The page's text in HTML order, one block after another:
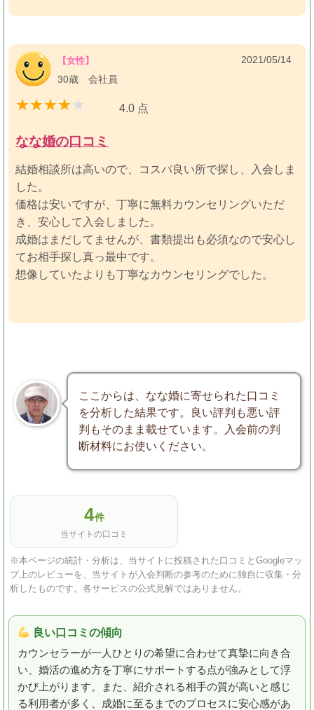
【女性】
30歳 会社員
2021/05/14
4.0 点
なな婚の口コミ
結婚相談所は高いので、コスパ良い所で探し、入会しま
した。
価格は安いですが、丁寧に無料カウンセリングいただ
き、安心して入会しました。
成婚はまだしてませんが、書類提出も必須なので安心し
てお相手探し真っ最中です。
想像していたよりも丁寧なカウンセリングでした。
ここからは、なな婚に寄せられた口コミ
を分析した結果です。良い評判も悪い評
判もそのまま載せています。入会前の判
断材料にお使いください。
4件
当サイトの口コミ
※本ページの統計・分析は、当サイトに投稿された口コミとGoogleマッ
プ上のレビューを、当サイトが入会判断の参考のために独自に収集・分
析したものです。各サービスの公式見解ではありません。
良い口コミの傾向
カウンセラーが一人ひとりの希望に合わせて真摯に向き合
い、婚活の進め方を丁寧にサポートする点が強みとして浮
かび上がります。また、紹介される相手の質が高いと感じ
る利用者が多く、成婚に至るまでのプロセスに安心感があ